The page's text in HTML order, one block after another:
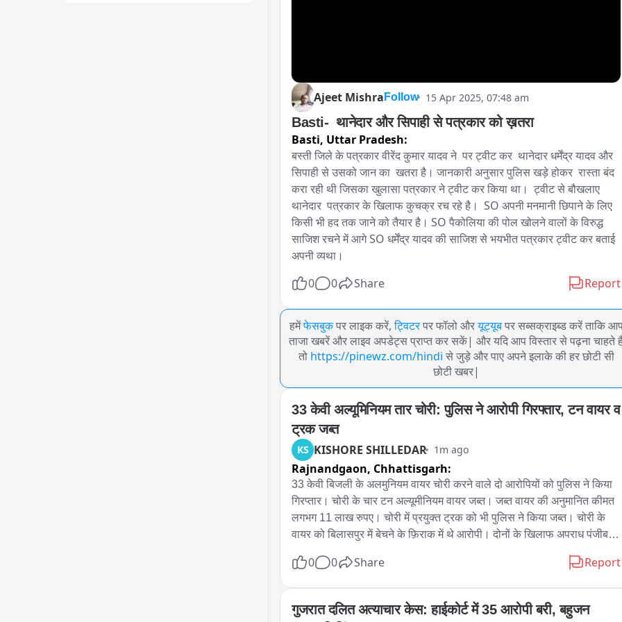
Ajeet Mishra Follow 15 Apr 2025, 07:48 am
Basti-  थानेदार और सिपाही से पत्रकार को ख़तरा
Basti, Uttar Pradesh:
बस्ती जिले के पत्रकार वीरेंद कुमार यादव ने  पर ट्वीट कर  थानेदार धर्मेंद्र यादव और
सिपाही से उसको जान का  खतरा है। जानकारी अनुसार पुलिस खड़े होकर  रास्ता बंद
करा रही थी जिसका खुलासा पत्रकार ने ट्वीट कर किया था।  ट्वीट से बौखलाए
थानेदार  पत्रकार के खिलाफ कुचक्र रच रहे है।  SO अपनी मनमानी छिपाने के लिए
किसी भी हद तक जाने को तैयार है। SO पैकोलिया की पोल खोलने वालों के विरुद्ध
साजिश रचने में आगे SO धर्मेंद्र यादव की साजिश से भयभीत पत्रकार ट्वीट कर बताई
अपनी व्यथा।
0
0 Share Report
हमेंफेसबुक पर लाइक करें, ट्विटर पर फॉलो औरयूट्यूब पर सब्सक्राइब्ड करें ताकि
ताजा खबरें और लाइव अपडेट्स प्राप्त कर सकें| और यदि आप विस्तार से पढ़ना चाहते
तो https://pinewz.com/hindi से जुड़े और पाए अपने इलाके की हर छोटी सी
छोटी खबर|
33 केवी अल्यूमिनियम तार चोरी: पुलिस ने आरोपी गिरफ्तार, टन वायर व
ट्रक जब्त
KS KISHORE SHILLEDAR 1m ago
Rajnandgaon, Chhattisgarh:
33 केवी बिजली के अलमुनियम वायर चोरी करने वाले दो आरोपियों को पुलिस ने किया
गिरप्तार। चोरी के चार टन अल्यूमीनियम वायर जब्त। जब्त वायर की अनुमानित कीमत
लगभग 11 लाख रुपए। चोरी में प्रयुक्त ट्रक को भी पुलिस ने किया जब्त। चोरी के
वायर को बिलासपुर में बेचने के फ़िराक में थे आरोपी। दोनों के खिलाफ अपराध पंजीबद्ध
0 0 Share Report
गुजरात दलित अत्याचार केस: हाईकोर्ट में 35 आरोपी बरी, बहुजन